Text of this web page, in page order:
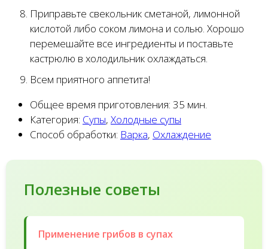
Приправьте свекольник сметаной, лимонной
кислотой либо соком лимона и солью. Хорошо
перемешайте все ингредиенты и поставьте
кастрюлю в холодильник охлаждаться.
Всем приятного аппетита!
Общее время приготовления: 35 мин.
Категория: Супы, Холодные супы
Способ обработки: Варка, Охлаждение
Полезные советы
Применение грибов в супах